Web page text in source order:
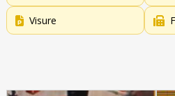
Visure